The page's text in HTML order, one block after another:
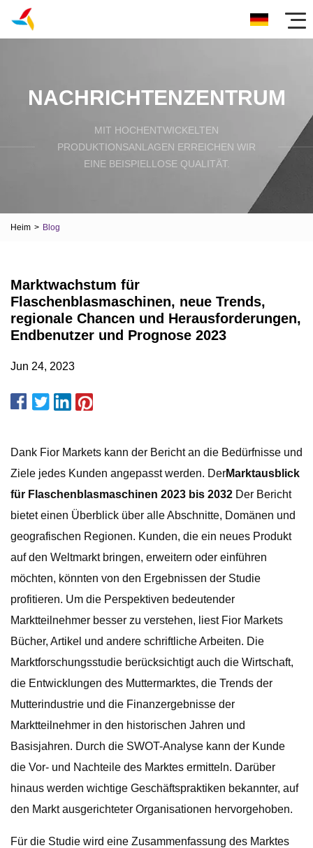
NACHRICHTENZENTRUM
MIT HOCHENTWICKELTEN
PRODUKTIONSANLAGEN ERREICHEN WIR
EINE BEISPIELLOSE QUALITÄT.
Heim > Blog
Marktwachstum für
Flaschenblasmaschinen, neue Trends,
regionale Chancen und Herausforderungen,
Endbenutzer und Prognose 2023
Jun 24, 2023
Dank Fior Markets kann der Bericht an die Bedürfnisse und
Ziele jedes Kunden angepasst werden. DerMarktausblick
für Flaschenblasmaschinen 2023 bis 2032 Der Bericht
bietet einen Überblick über alle Abschnitte, Domänen und
geografischen Regionen. Kunden, die ein neues Produkt
auf den Weltmarkt bringen, erweitern oder einführen
möchten, könnten von den Ergebnissen der Studie
profitieren. Um die Perspektiven bedeutender
Marktteilnehmer besser zu verstehen, liest Fior Markets
Bücher, Artikel und andere schriftliche Arbeiten. Die
Marktforschungsstudie berücksichtigt auch die Wirtschaft,
die Entwicklungen des Muttermarktes, die Trends der
Mutterindustrie und die Finanzergebnisse der
Marktteilnehmer in den historischen Jahren und
Basisjahren. Durch die SWOT-Analyse kann der Kunde
die Vor- und Nachteile des Marktes ermitteln. Darüber
hinaus werden wichtige Geschäftspraktiken bekannter, auf
den Markt ausgerichteter Organisationen hervorgehoben.
Für die Studie wird eine Zusammenfassung des Marktes